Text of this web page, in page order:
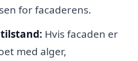
for facaderens.
tilstand: Hvis facaden er
med alger,